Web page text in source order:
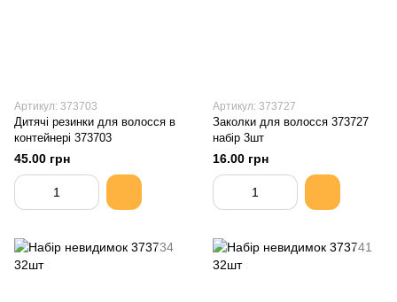
Артикул: 373703
Дитячі резинки для волосся в
контейнері 373703
45.00 грн
Артикул: 373727
Заколки для волосся 373727
набір 3шт
16.00 грн